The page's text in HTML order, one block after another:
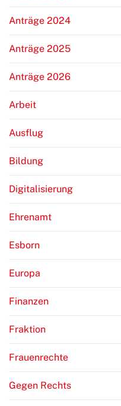
Anträge 2024
Anträge 2025
Anträge 2026
Arbeit
Ausflug
Bildung
Digitalisierung
Ehrenamt
Esborn
Europa
Finanzen
Fraktion
Frauenrechte
Gegen Rechts